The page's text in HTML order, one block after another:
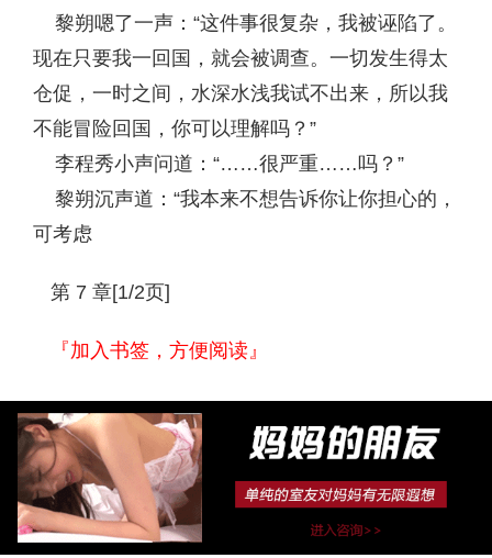
黎朔嗯了一声：“这件事很复杂，我被诬陷了。
现在只要我一回国，就会被调查。一切发生得太
仓促，一时之间，水深水浅我试不出来，所以我
不能冒险回国，你可以理解吗？”
李程秀小声问道：“……很严重……吗？”
黎朔沉声道：“我本来不想告诉你让你担心的，
可考虑
第 7 章[1/2页]
『加入书签，方便阅读』